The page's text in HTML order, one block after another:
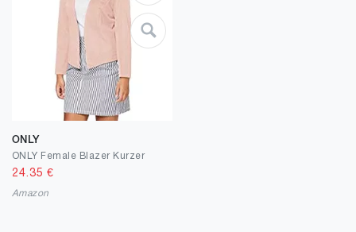
ONLY
ONLY Female Blazer Kurzer
24.35 €
Amazon